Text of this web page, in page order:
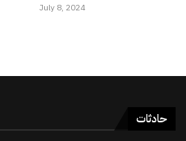
July 8, 2024
حادثات